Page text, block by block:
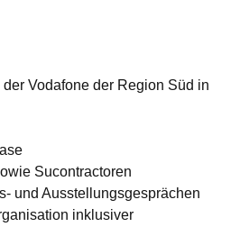
Vodafone der Region Süd in
Sucontractoren
und Ausstellungsgesprächen
inklusiver